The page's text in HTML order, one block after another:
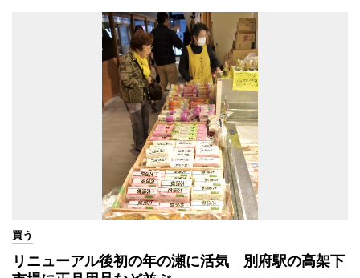
買う
リニューアル後初の年の瀬に活気 別府駅の高架下